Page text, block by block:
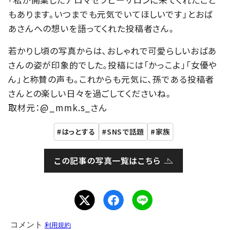
もあります。いつまでも元気でいてほしいです」とおば
あさんへの想いを語ってくれた投稿者さん。
若かりし頃の写真からは、おしゃれで可愛らしいおばあ
さんの姿が印象的でした。投稿には「かっこよ」「女優や
ん」と称賛の声も。これからも元気に、孫である投稿者
さんとの楽しい日々を過ごしてくださいね。
取材元：@_mmk.s_さん
はっとする SNSで話題 家族
この記事の写真一覧はこちら